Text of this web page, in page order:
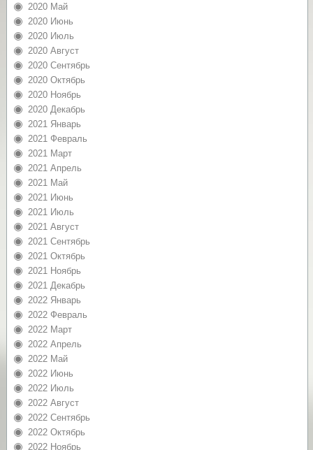
2020 Май
2020 Июнь
2020 Июль
2020 Август
2020 Сентябрь
2020 Октябрь
2020 Ноябрь
2020 Декабрь
2021 Январь
2021 Февраль
2021 Март
2021 Апрель
2021 Май
2021 Июнь
2021 Июль
2021 Август
2021 Сентябрь
2021 Октябрь
2021 Ноябрь
2021 Декабрь
2022 Январь
2022 Февраль
2022 Март
2022 Апрель
2022 Май
2022 Июнь
2022 Июль
2022 Август
2022 Сентябрь
2022 Октябрь
2022 Ноябрь